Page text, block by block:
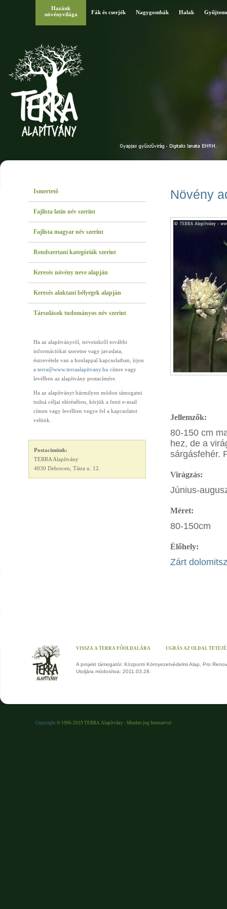
Hazánk
növényvilága
Fák és cserjék Nagygombák Halak
Ismertető
Fajlista latin név szerint
Fajlista magyar név szerint
Rendszertani kategóriák szerint
Keresés növény neve alapján
Keresés alaktani bélyegek alapján
Társulások tudományos név szerint
Ha az alapítványról, terveinkről további
információkat szeretne vagy javaslata,
észrevétele van a honlappal kapcsolatban, írjon
a terra@www.terraalapitvany.hu címre vagy
levélben az alapítvány postacímére.
Ha az alapítványt bármilyen módon támogatni
tudná céljai elérésében, kérjük a fenti e-mail
címen vagy levélben vegye fel a kapcsolatot
velünk.
Postacímünk:
TERRA Alapítvány
4030 Debrecen, Tátra u. 12.
Növény
Jellemzők:
80-150 cm
hez, de a
sárgásfehér.
Virágzás:
Június-
Méret:
80-150cm
Élőhely:
Zárt
VISSZA A TERRA FŐOLDALÁRA UGRÁS AZ OLDAL
A projekt támogatói: Központi Környezetvédelmi Alap, Pro
Utoljára módosítva: 2011.03.28.
Copyright © 1996-2019 TERRA Alapítvány - Minden jog fenntartva!